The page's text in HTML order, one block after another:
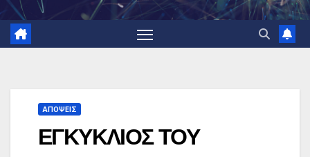
ΑΠΟΨΕΙΣ
ΕΓΚΥΚΛΙΟΣ ΤΟΥ